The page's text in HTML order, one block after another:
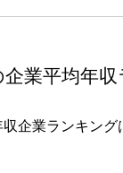
企業平均年
企業ランキング